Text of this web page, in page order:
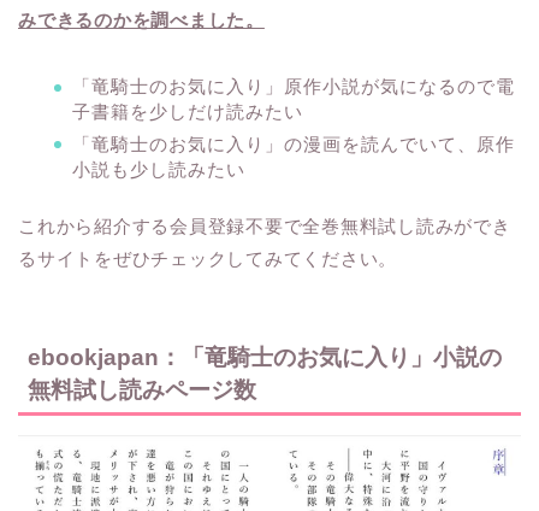
みできるのかを調べました。
「竜騎士のお気に入り」原作小説が気になるので電
子書籍を少しだけ読みたい
「竜騎士のお気に入り」の漫画を読んでいて、原作
小説も少し読みたい
これから紹介する会員登録不要で全巻無料試し読みができ
るサイトをぜひチェックしてみてください。
ebookjapan：「竜騎士のお気に入り」小説の
無料試し読みページ数